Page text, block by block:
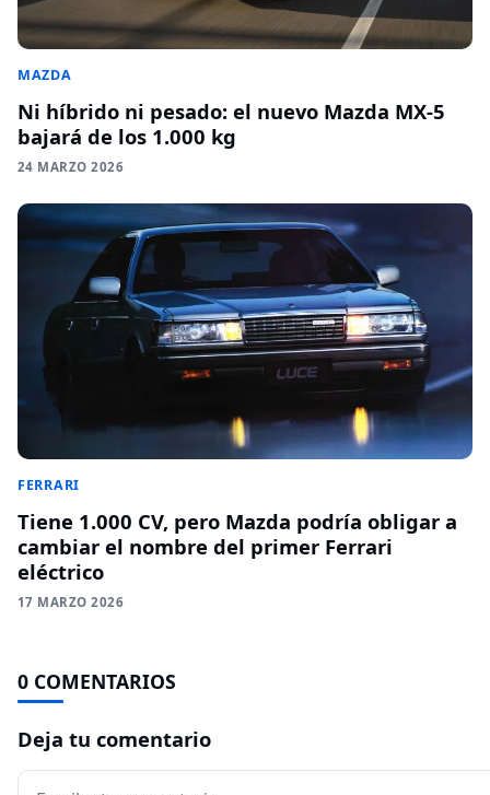
MAZDA
Ni híbrido ni pesado: el nuevo Mazda MX-5
bajará de los 1.000 kg
24 MARZO 2026
FERRARI
Tiene 1.000 CV, pero Mazda podría obligar a
cambiar el nombre del primer Ferrari
eléctrico
17 MARZO 2026
0 COMENTARIOS
Deja tu comentario
Comentario